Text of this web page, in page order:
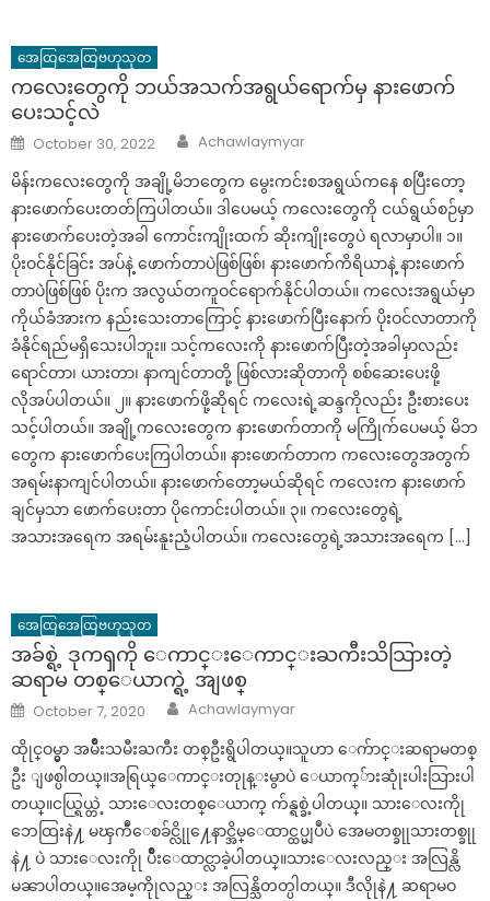
အေထြအေထြဗဟုသုတ
ကလေး‌တွေကို ဘယ်အသက်အရွယ်ရောက်မှ နားဖောက်
ပေးသင့်လဲ
Posted
on
October 30, 2022 Author
Achawlaymyar
မိန်းကလေးတွေကို အချို့မိဘတွေက မွေးကင်းစအရွယ်ကနေ စပြီးတော့
နားဖောက်ပေးတတ်ကြပါတယ်။ ဒါပေမယ့် ကလေးတွေကို ငယ်ရွယ်စဉ်မှာ
နားဖောက်ပေးတဲ့အခါ ကောင်းကျိုးထက် ဆိုးကျိုးတွေပဲ ရလာမှာပါ။ ၁။
ပိုးဝင်နိုင်ခြင်း အပ်နဲ့ ဖောက်တာပဲဖြစ်ဖြစ်၊ နားဖောက်ကိရိယာနဲ့ နားဖောက်
တာပဲဖြစ်ဖြစ် ပိုးက အလွယ်တကူဝင်ရောက်နိုင်ပါတယ်။ ကလေးအရွယ်မှာ
ကိုယ်ခံအားက နည်းသေးတာကြောင့် နားဖောက်ပြီးနောက် ပိုးဝင်လာတာကို
ခံနိုင်ရည်မရှိသေးပါဘူး။ သင့်ကလေးကို နားဖောက်ပြီးတဲ့အခါမှာလည်း
ရောင်တာ၊ ယားတာ၊ နာကျင်တာတို့ ဖြစ်လားဆိုတာကို စစ်ဆေးပေးဖို့
လိုအပ်ပါတယ်။ ၂။ နားဖောက်ဖို့ဆိုရင် ကလေးရဲ့ဆန္ဒကိုလည်း ဦးစားပေး
သင့်ပါတယ်။ အချို့ကလေးတွေက နားဖောက်တာကို မကြိုက်ပေမယ့် မိဘ
တွေက နားဖောက်ပေးကြပါတယ်။ နားဖောက်တာက ကလေးတွေအတွက်
အရမ်းနာကျင်ပါတယ်။ နားဖောက်တော့မယ်ဆိုရင် ကလေးက နားဖောက်
ချင်မှသာ ဖောက်ပေးတာ ပိုကောင်းပါတယ်။ ၃။ ကလေးတွေရဲ့
အသားအရေက အရမ်းနူးညံ့ပါတယ်။ ကလေးတွေရဲ့အသားအရေက […]
အေထြအေထြဗဟုသုတ
အခ်စ္ရဲ့ ဒုကၡကို ေကာင္းေကာင္းႀကီးသိသြားတဲ့
ဆရာမ တစ္ေယာက္ရဲ့ အျဖစ္
Posted
on
October 7, 2020 Author
Achawlaymyar
ထိုုင္ဝမ္မွာ အမ်ိဳးသမီးႀကီး တစ္ဦးရွိပါတယ္။သူဟာ ေက်ာင္းဆရာမတစ္
ဦး ျဖစ္ပါတယ္။အရြယ္ေကာင္းတုုန္းမွာပဲ ေယာက္်ားဆုုံးပါးသြားပါ
တယ္။ငယ္ရြယ္တဲ့ သားေလးတစ္ေယာက္ က်န္ရစ္ခဲ့ပါတယ္။ သားေလးကိုု
ဘေထြးနဲ႔ မၾကဳံေစခ်င္လိုု႔ေနာင္အိမ္ေထာင္ထပ္မျပဳပဲ အေမတစ္ခုုသားတစ္ခုု
နဲ႔ ပဲ သားေလးကိုု ပ်ိဳးေထာင္လာခဲ့ပါတယ္။သားေလးလည္း အလြန္လိ
မၼာပါတယ္။အေမ့ကိုုလည္း အလြန္သိတတ္ပါတယ္။ ဒီလိုုနဲ႔ ဆရာမဝ